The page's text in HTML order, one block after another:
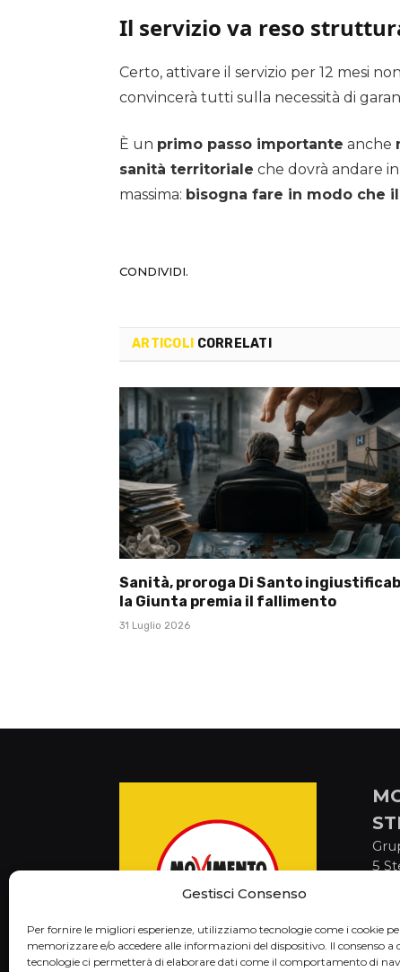
Gestisci Consenso
Per fornire le migliori esperienze, utilizziamo tecnologie come i cookie
memorizzare e/o accedere alle informazioni del dispositivo. Il consenso a
tecnologie ci permetterà di elaborare dati come il comportamento di
Il servizio va reso
Certo, attivare il servizio per 12 mesi
convincerà tutti sulla necessità di
È un primo passo importante anche
sanità territoriale che dovrà andare
massima: bisogna fare in modo che
CONDIVIDI.
ARTICOLI CORRELATI
Sanità, proroga Di Santo
la Giunta premia il fallimento
31 Luglio 2026
5